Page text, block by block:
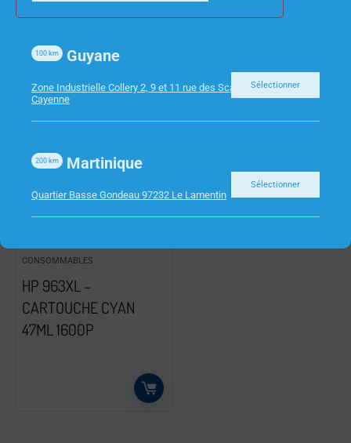
CONSOMMABLES
HP 963XL –
CARTOUCHE CYAN
47ML 1600P
Guyane
100 km
Zone Industrielle Collery 2, 9 et 11 rue des Scarabees 97300
Cayenne
Sélectionner
Martinique
200 km
Quartier Basse Gondeau 97232 Le Lamentin
Sélectionner